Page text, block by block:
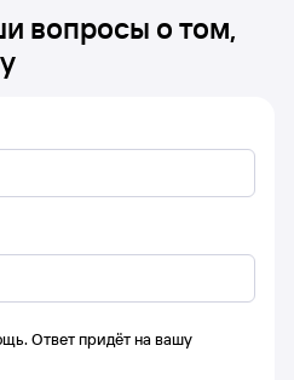
вопросы о том,
Ответ придёт на вашу